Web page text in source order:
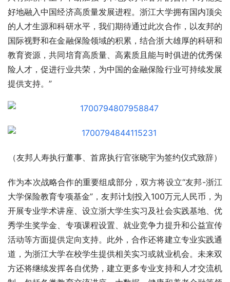
好地融入中国经济高质量发展进程。浙江大学拥有国内顶尖
的人才生源和科研水平，我们期待通过此次合作，以友邦的
国际视野和在金融保险领域的积累，结合浙大雄厚的科研和
教育资源，共同培育高质量、高素质且能与时俱进的优秀保
险人才，促进行业共荣，为中国的金融保险行业可持续发展
提供支持。”
（友邦人寿执行董事、首席执行官张晓宇为签约仪式致辞）
作为本次战略合作的重要组成部分，双方将设立“友邦-浙江
大学保险教育专项基金”，友邦计划投入100万元人民币，为
开展专业学术讲座、设立浙大学生实习及社会实践基地、优
秀学生奖学金、专项课程设置、就业竞争力提升和公益宣传
活动等方面提供定向支持。此外，合作还将建立专业实践通
道，为浙江大学在校学生提供相关实习或就业机会。未来双
方还将继续发挥各自优势，建立更多专业支持和人才交流机